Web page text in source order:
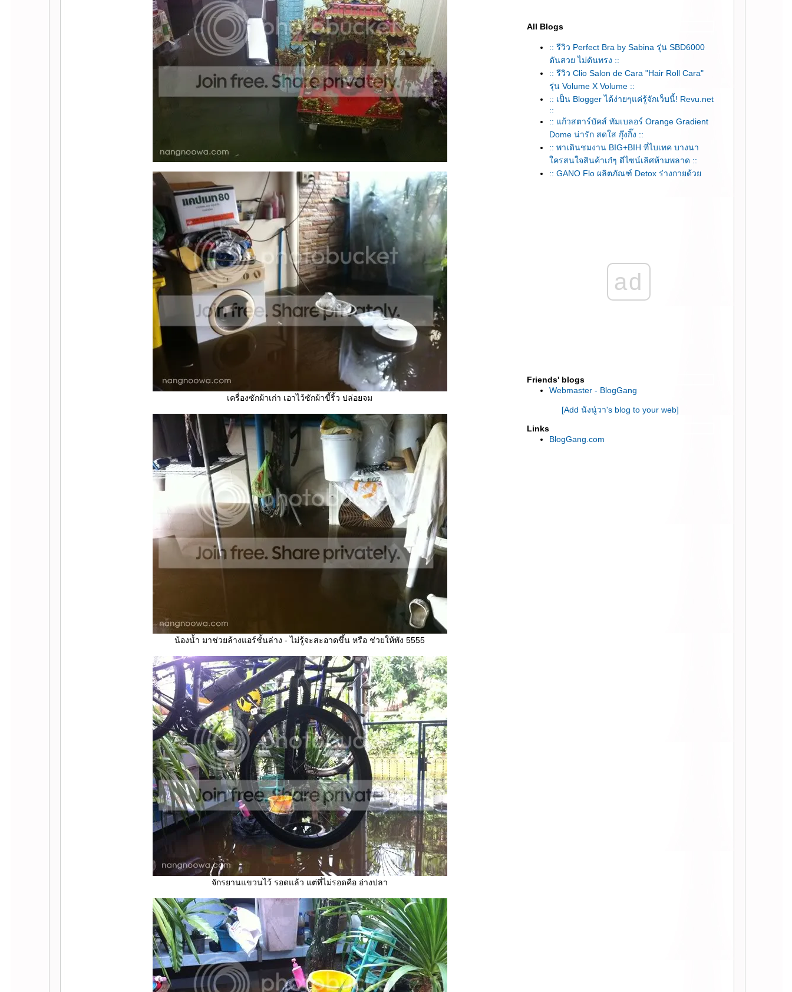
เครื่องซักผ้าเก่า เอาไว้ซักผ้าขี้ริ้ว ปล่อยจม
น้องน้ำ มาช่วยล้างแอร์ชั้นล่าง - ไม่รู้จะสะอาดขึ้น หรือ ช่วยให้พัง 5555
จักรยานแขวนไว้ รอดแล้ว แต่ที่ไม่รอดคือ อ่างปลา
All Blogs
:: รีวิว Perfect Bra by Sabina รุ่น SBD6000
ดันสวย ไม่ดันทรง ::
:: รีวิว Clio Salon de Cara "Hair Roll Cara"
รุ่น Volume X Volume ::
:: เป็น Blogger ได้ง่ายๆแค่รู้จักเว็บนี้! Revu.net
::
:: แก้วสตาร์บัคส์ ทัมเบลอร์ Orange Gradient
Dome น่ารัก สดใส กุ๊งกิ๊ง ::
:: พาเดินชมงาน BIG+BIH ที่ไบเทค บางนา
ครสนใจสินค้าเก๋ๆ ดีไซน์เลิศห้ามพลาด ::
:: GANO Flo ผลิตภัณฑ์ Detox ร่างกายด้ว
:: ไม่มีบัตรเครดิต แต่อยากชอปปิ้ง online ทำยัง
ไงดี Blog นี้มีคำตอบ ::
:: นวดผ่อนคลายที่ Borisud Pure Spa (บริสุทธิ์
เพียว สปา) Mode Sathorn ::
อักเสบ ที่ศิริราช ::
:: ตกแต่งคอนโด สวยแบบตามใจฉัน
:: จัดกระเป๋าไปเกาหลี แบบหิมะตก อุณหภูมิ
:: รีวิว ทดลองใช้ Samsung Galaxy Camera ::
ad
Friends' blogs
Webmaster - BlogGang
[Add นังนู๋วา's blog to your web]
Links
BlogGang.com